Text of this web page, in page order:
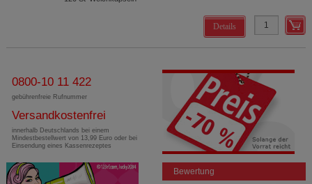
Details
0800-10 11 422
gebührenfreie Rufnummer
Versandkostenfrei
innerhalb Deutschlands bei einem
Mindestbestellwert von 13,99 Euro oder bei
Einsendung eines Kassenrezeptes
Bewertung